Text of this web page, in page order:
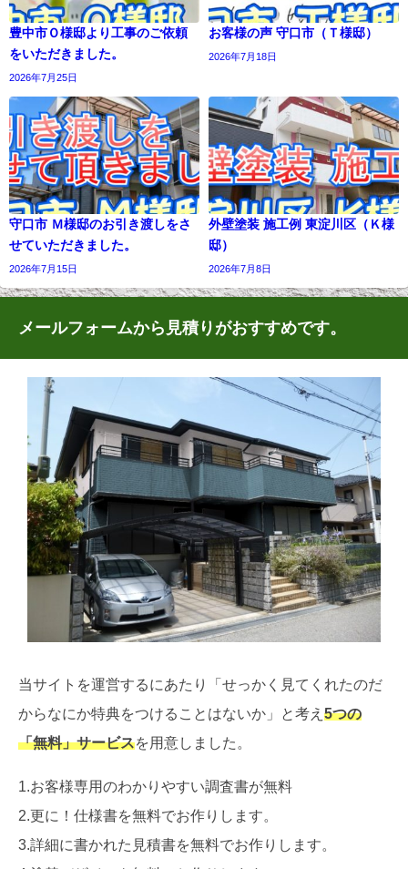
豊中市Ｏ様邸より工事のご依頼
をいただきました。
2026年7月25日
お客様の声 守口市（Ｔ様邸）
2026年7月18日
守口市 Ｍ様邸のお引き渡しをさ
せていただきました。
2026年7月15日
外壁塗装 施工例 東淀川区（Ｋ様
邸）
2026年7月8日
メールフォームから見積りがおすすめです。
当サイトを運営するにあたり「せっかく見てくれたのだ
からなにか特典をつけることはないか」と考え 5つの
「無料」サービスを用意しました。
1.お客様専用のわかりやすい調査書が無料
2.更に！仕様書を無料でお作りします。
3.詳細に書かれた見積書を無料でお作りします。